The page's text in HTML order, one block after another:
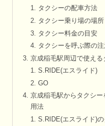
タクシーの配車方法
タクシー乗り場の場所
タクシー料金の目安
タクシーを呼ぶ際の注
京成稲毛駅周辺で使え
S.RIDE(エスライド)
GO
京成稲毛駅からタクシ
用法
S.RIDE(エスライド)